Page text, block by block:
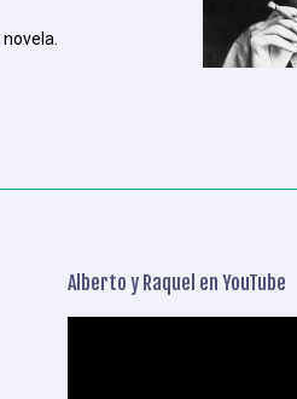
Alberto y Raquel en YouTube